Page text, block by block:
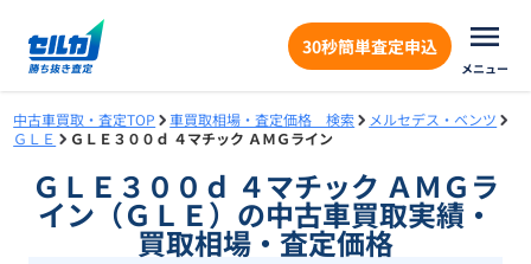
30秒簡単査定申込
メニュー
中古車買取・査定TOP 車買取相場・査定価格 検索
メルセデス・ベンツ
ＧＬＥ
ＧＬＥ３００ｄ ４マチック ＡＭＧライン
ＧＬＥ３００ｄ ４マチック ＡＭＧラ
イン（ＧＬＥ）の中古車買取実績・
買取相場・査定価格